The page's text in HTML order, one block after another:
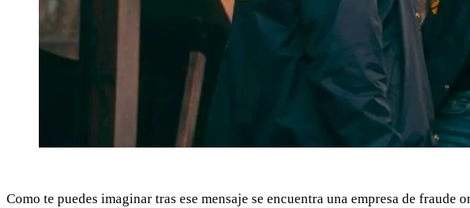
Como te puedes imaginar tras ese mensaje se encuentra una empresa de